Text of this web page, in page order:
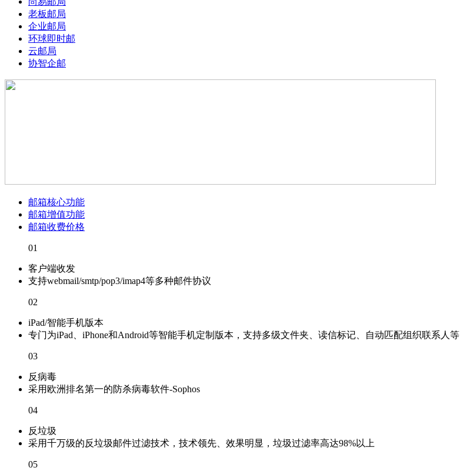
老板邮局
企业邮局
环球即时邮
云邮局
协智企邮
邮箱核心功能
邮箱增值功能
邮箱收费价格
01
客户端收发
支持webmail/smtp/pop3/imap4等多种邮件协议
02
iPad/智能手机版本
专门为iPad、iPhone和Android等智能手机定制版本，支持多级文件夹、读信标记、自动匹配组织联系人等
03
反病毒
采用欧洲排名第一的防杀病毒软件-Sophos
04
反垃圾
采用千万级的反垃圾邮件过滤技术，技术领先、效果明显，垃圾过滤率高达98%以上
05